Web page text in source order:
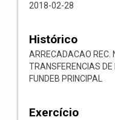
2018-02-28
Histórico
ARRECADACAO
TRANSFERENCIAS
FUNDEB PRINCIPAL
Exercício